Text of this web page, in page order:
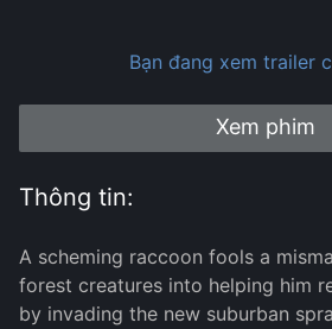
Bạn đang xem trailer
Xem phim
Thông tin:
A scheming raccoon fools a
forest creatures into helping him
by invading the new suburban